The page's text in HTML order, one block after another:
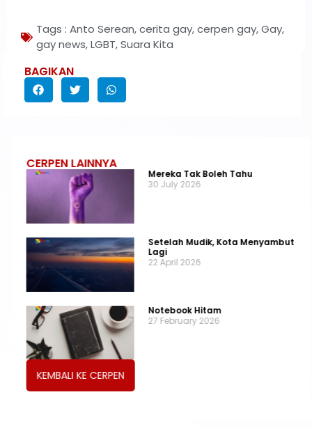
Tags : Anto Serean,cerita gay,cerpen gay,Gay,
gay news,LGBT,Suara Kita
BAGIKAN
CERPEN LAINNYA
Mereka Tak Boleh Tahu
30 July 2026
Setelah Mudik, Kota Menyambut
Lagi
22 April 2026
Notebook Hitam
27 February 2026
KEMBALI KE CERPEN